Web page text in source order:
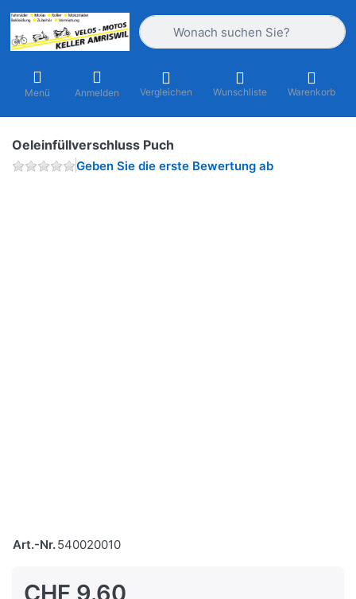
Geben Sie einen Suchbegriff ein.
Menü Anmelden Vergleichen Wunschliste Warenkorb
Oeleinfüllverschluss Puch
Geben Sie die erste Bewertung ab
Art.-Nr.540020010
CHF 9.60